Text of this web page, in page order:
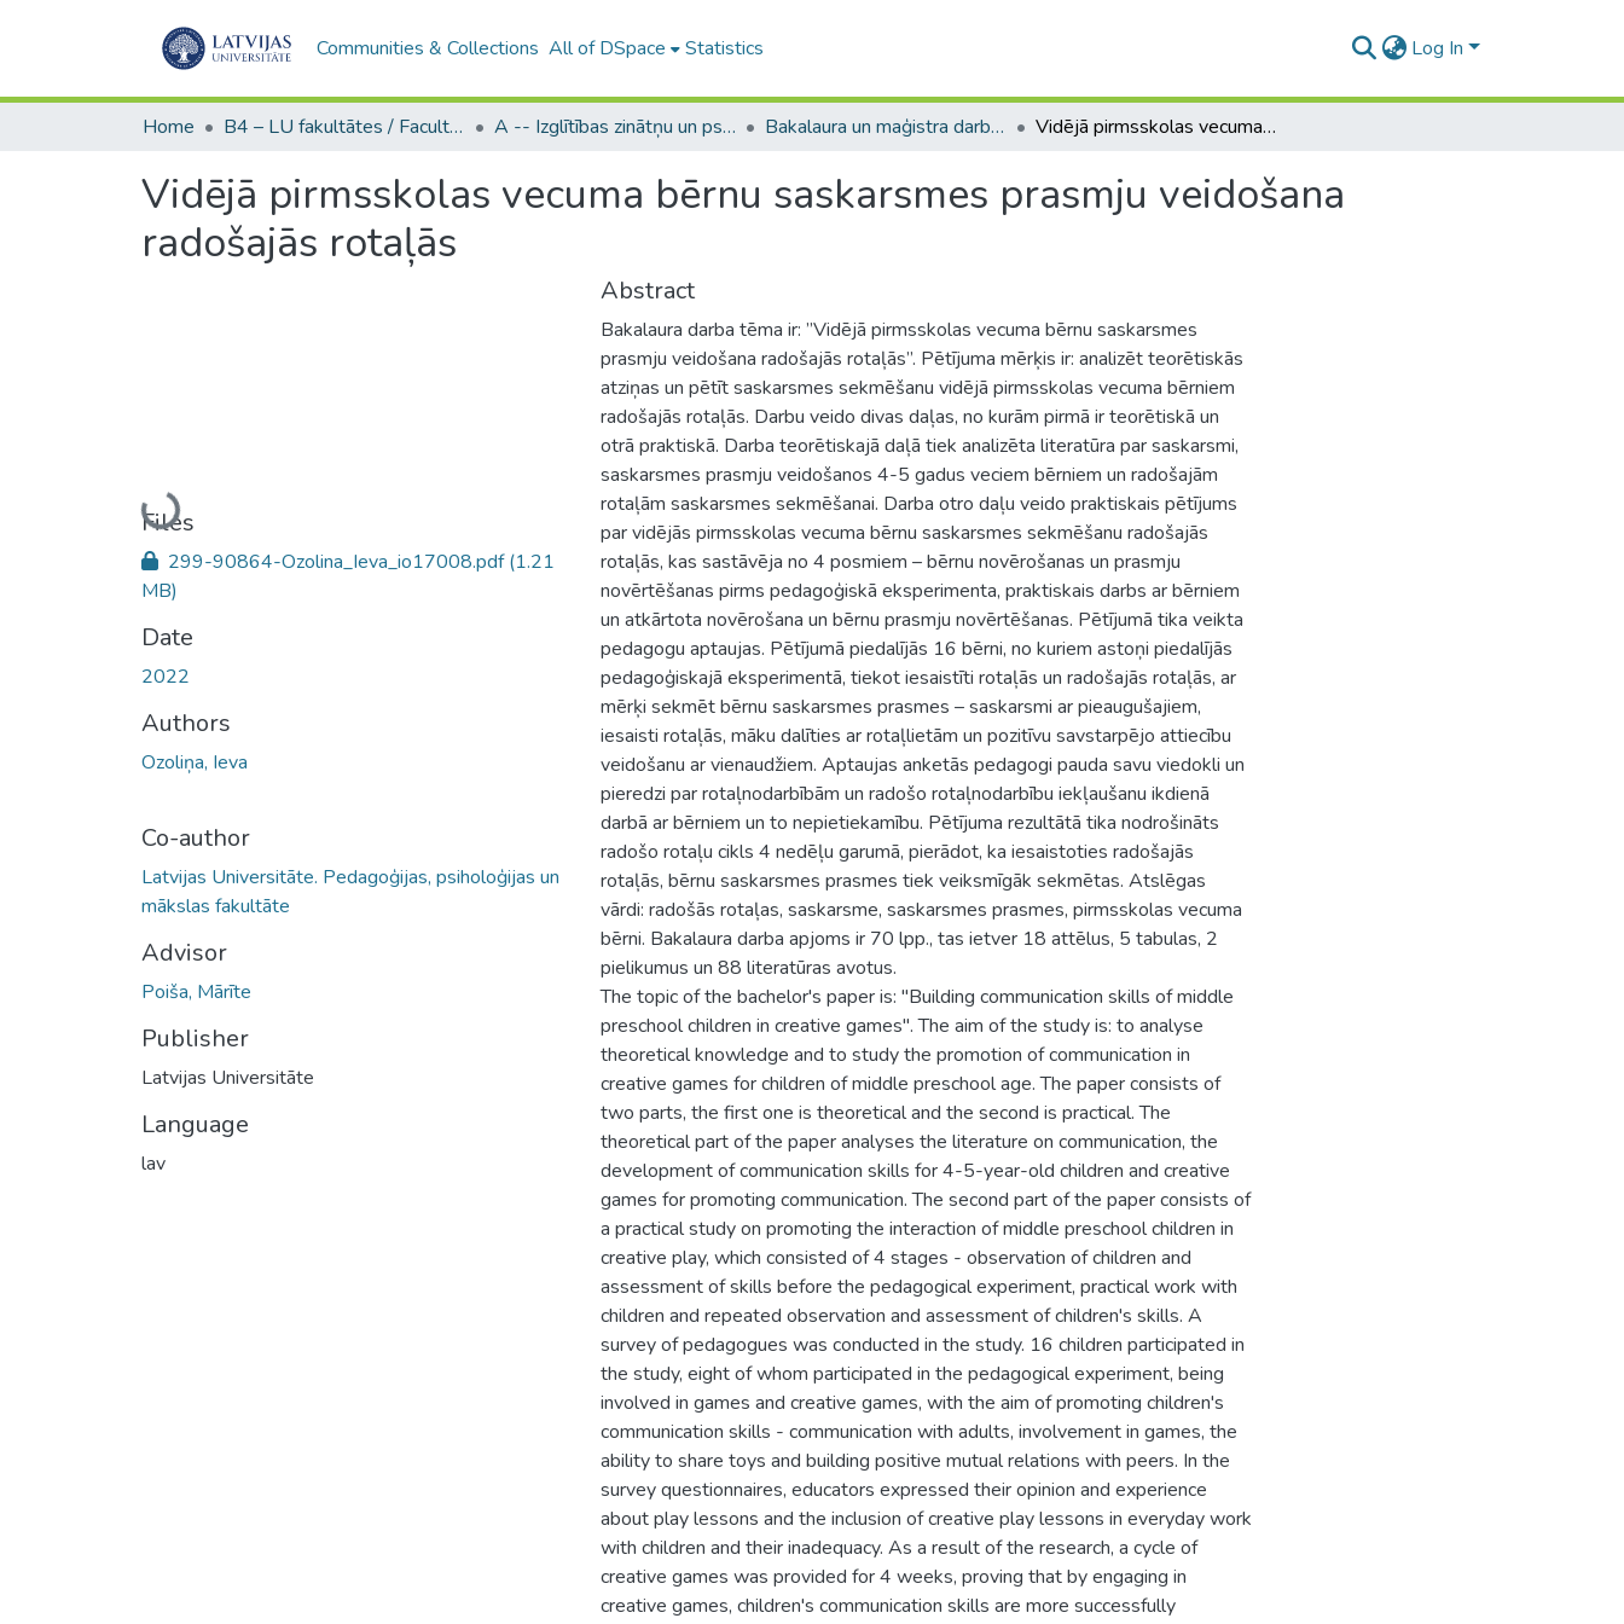
Communities & Collections All of DSpace Statistics Log In
Home B4 – LU fakultātes / Faculties of the UL A -- Izglītības zinātņu un psiholoģijas fakultāte / Faculty of Education Sciences and Psychology Bakalaura un maģistra darbi (PPMF) / Bachelor's and Master's theses Vidējā pirmsskolas vecuma bērnu saskarsmes prasmju veidošana radošajās rotaļās
Vidējā pirmsskolas vecuma bērnu saskarsmes prasmju veidošana
radošajās rotaļās
Loading...
Files
299-90864-Ozolina_Ieva_io17008.pdf(1.21
MB)
Date
2022
Authors
Ozoliņa, Ieva
Co-author
Latvijas Universitāte. Pedagoģijas, psiholoģijas un
mākslas fakultāte
Advisor
Poiša, Mārīte
Publisher
Latvijas Universitāte
Language
lav
Abstract
Bakalaura darba tēma ir: ”Vidējā pirmsskolas vecuma bērnu saskarsmes
prasmju veidošana radošajās rotaļās”. Pētījuma mērķis ir: analizēt teorētiskās
atziņas un pētīt saskarsmes sekmēšanu vidējā pirmsskolas vecuma bērniem
radošajās rotaļās. Darbu veido divas daļas, no kurām pirmā ir teorētiskā un
otrā praktiskā. Darba teorētiskajā daļā tiek analizēta literatūra par saskarsmi,
saskarsmes prasmju veidošanos 4-5 gadus veciem bērniem un radošajām
rotaļām saskarsmes sekmēšanai. Darba otro daļu veido praktiskais pētījums
par vidējās pirmsskolas vecuma bērnu saskarsmes sekmēšanu radošajās
rotaļās, kas sastāvēja no 4 posmiem – bērnu novērošanas un prasmju
novērtēšanas pirms pedagoģiskā eksperimenta, praktiskais darbs ar bērniem
un atkārtota novērošana un bērnu prasmju novērtēšanas. Pētījumā tika veikta
pedagogu aptaujas. Pētījumā piedalījās 16 bērni, no kuriem astoņi piedalījās
pedagoģiskajā eksperimentā, tiekot iesaistīti rotaļās un radošajās rotaļās, ar
mērķi sekmēt bērnu saskarsmes prasmes – saskarsmi ar pieaugušajiem,
iesaisti rotaļās, māku dalīties ar rotaļlietām un pozitīvu savstarpējo attiecību
veidošanu ar vienaudžiem. Aptaujas anketās pedagogi pauda savu viedokli un
pieredzi par rotaļnodarbībām un radošo rotaļnodarbību iekļaušanu ikdienā
darbā ar bērniem un to nepietiekamību. Pētījuma rezultātā tika nodrošināts
radošo rotaļu cikls 4 nedēļu garumā, pierādot, ka iesaistoties radošajās
rotaļās, bērnu saskarsmes prasmes tiek veiksmīgāk sekmētas. Atslēgas
vārdi: radošās rotaļas, saskarsme, saskarsmes prasmes, pirmsskolas vecuma
bērni. Bakalaura darba apjoms ir 70 lpp., tas ietver 18 attēlus, 5 tabulas, 2
pielikumus un 88 literatūras avotus.
The topic of the bachelor's paper is: "Building communication skills of middle
preschool children in creative games". The aim of the study is: to analyse
theoretical knowledge and to study the promotion of communication in
creative games for children of middle preschool age. The paper consists of
two parts, the first one is theoretical and the second is practical. The
theoretical part of the paper analyses the literature on communication, the
development of communication skills for 4-5-year-old children and creative
games for promoting communication. The second part of the paper consists of
a practical study on promoting the interaction of middle preschool children in
creative play, which consisted of 4 stages - observation of children and
assessment of skills before the pedagogical experiment, practical work with
children and repeated observation and assessment of children's skills. A
survey of pedagogues was conducted in the study. 16 children participated in
the study, eight of whom participated in the pedagogical experiment, being
involved in games and creative games, with the aim of promoting children's
communication skills - communication with adults, involvement in games, the
ability to share toys and building positive mutual relations with peers. In the
survey questionnaires, educators expressed their opinion and experience
about play lessons and the inclusion of creative play lessons in everyday work
with children and their inadequacy. As a result of the research, a cycle of
creative games was provided for 4 weeks, proving that by engaging in
creative games, children's communication skills are more successfully